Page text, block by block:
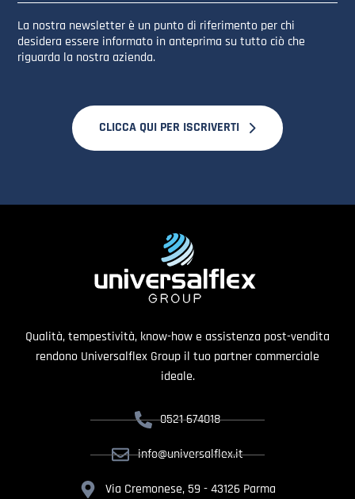
La nostra newsletter è un punto di riferimento per chi
desidera essere informato in anteprima su tutto ciò che
riguarda la nostra azienda.
CLICCA QUI PER ISCRIVERTI
Qualità, tempestività, know-how e assistenza post-vendita
rendono Universalflex Group il tuo partner commerciale
ideale.
0521 674018
info@universalflex.it
Via Cremonese, 59 - 43126 Parma